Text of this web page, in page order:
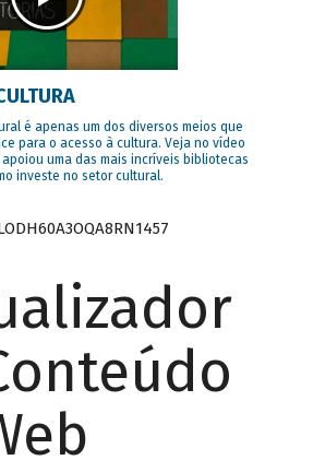
é apenas um dos diversos meios que
para o acesso à cultura. Veja no vídeo
apoiou uma das mais incríveis bibliotecas
investe no setor cultural.